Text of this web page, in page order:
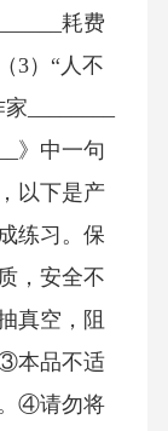
耗费
3）“人不
________
》中一句
以下是产
练习。保
，安全不
真空，阻
本品不适
④请勿将